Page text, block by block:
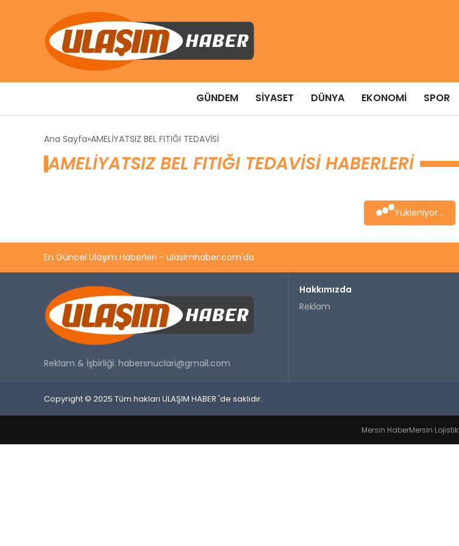
GÜNDEM SIYASET DÜNYA EKONOMI SPOR
Ana Sayfa AMELİYATSIZ BEL FITIĞI TEDAVİSİ
AMELİYATSIZ BEL FITIĞI TEDAVİSİ HABERLERI
Yükleniyor...
En Güncel Ulaşım Haberleri - ulasimhaber.com'da
Reklam & İşbirliği: habersnuclari@gmail.com
Hakkımızda
Reklam
Copyright © 2025 Tüm hakları ULAŞIM HABER 'de saklıdır.
Mersin HaberMersin Lojistik